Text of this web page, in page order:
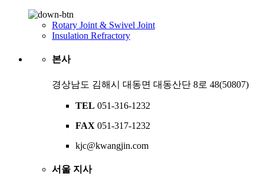
Rotary Joint & Swivel Joint
Insulation Refractory
본사
경상남도 김해시 대동면 대동산단 8로 48(50807)
TEL 051-316-1232
FAX 051-317-1232
kjc@kwangjin.com
서울 지사